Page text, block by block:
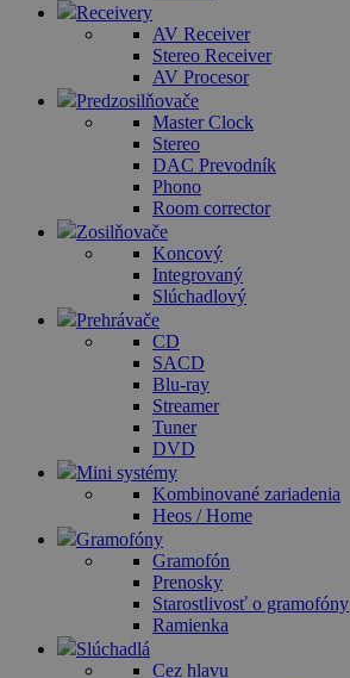
Receivery
AV Receiver
Stereo Receiver
AV Procesor
Predzosilňovače
Master Clock
Stereo
DAC Prevodník
Phono
Room corrector
Zosilňovače
Koncový
Integrovaný
Slúchadlový
Prehrávače
CD
SACD
Blu-ray
Streamer
Tuner
DVD
Mini systémy
Kombinované zariadenia
Heos / Home
Gramofóny
Gramofón
Prenosky
Starostlivosť o gramofóny
Ramienka
Slúchadlá
Cez hlavu